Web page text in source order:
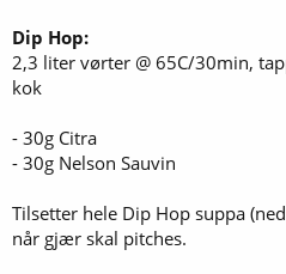
Dip Hop:
2,3 liter vørter @ 65C/30min,
kok
- 30g Citra
- 30g Nelson Sauvin
Tilsetter hele Dip Hop suppa
når gjær skal pitches.